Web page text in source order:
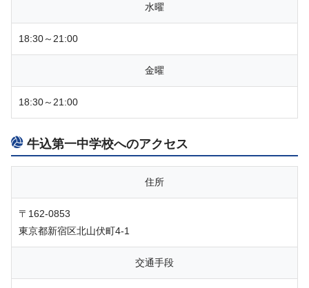
水曜
18:30～21:00
金曜
18:30～21:00
牛込第一中学校へのアクセス
住所
〒162-0853
東京都新宿区北山伏町4-1
交通手段